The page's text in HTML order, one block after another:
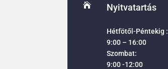
 Nyitvatartás
Hétfötől-Péntekig :
9:00 – 16:00
Szombat:
9:00 -12:00